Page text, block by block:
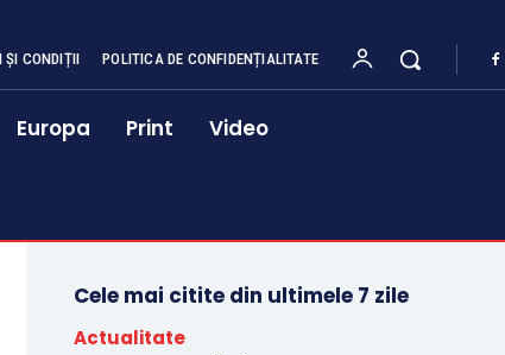
ȘI CONDIȚII POLITICA DE CONFIDENȚIALITATE
Europa Print Video
Cele mai citite din ultimele 7 zile
Actualitate